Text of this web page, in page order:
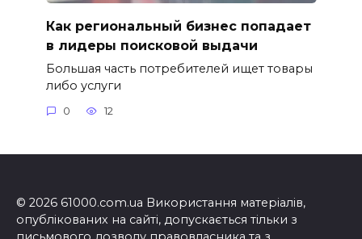
Как региональный бизнес попадает
в лидеры поисковой выдачи
Большая часть потребителей ищет товары
либо услуги
0 12
© 2026 61000.com.ua Використання матеріалів,
опублікованих на сайті, допускається тільки з